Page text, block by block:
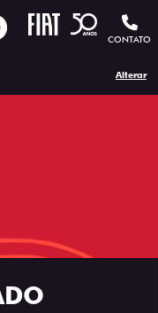
CONTATO
Alterar